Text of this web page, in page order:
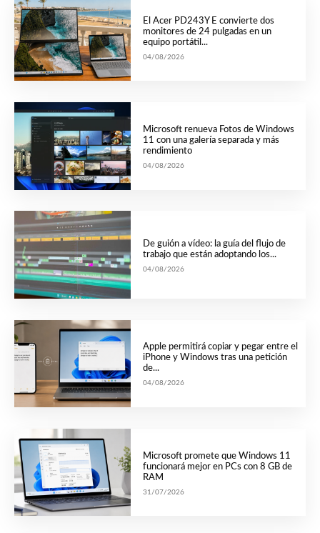
El Acer PD243Y E convierte dos
monitores de 24 pulgadas en un
equipo portátil...
04/08/2026
Microsoft renueva Fotos de Windows
11 con una galería separada y más
rendimiento
04/08/2026
De guión a vídeo: la guía del flujo de
trabajo que están adoptando los...
04/08/2026
Apple permitirá copiar y pegar entre el
iPhone y Windows tras una petición
de...
04/08/2026
Microsoft promete que Windows 11
funcionará mejor en PCs con 8 GB de
RAM
31/07/2026